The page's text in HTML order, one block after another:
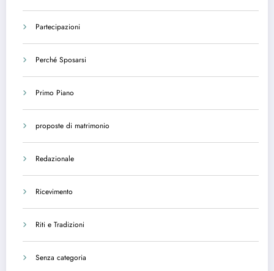
Partecipazioni
Perché Sposarsi
Primo Piano
proposte di matrimonio
Redazionale
Ricevimento
Riti e Tradizioni
Senza categoria